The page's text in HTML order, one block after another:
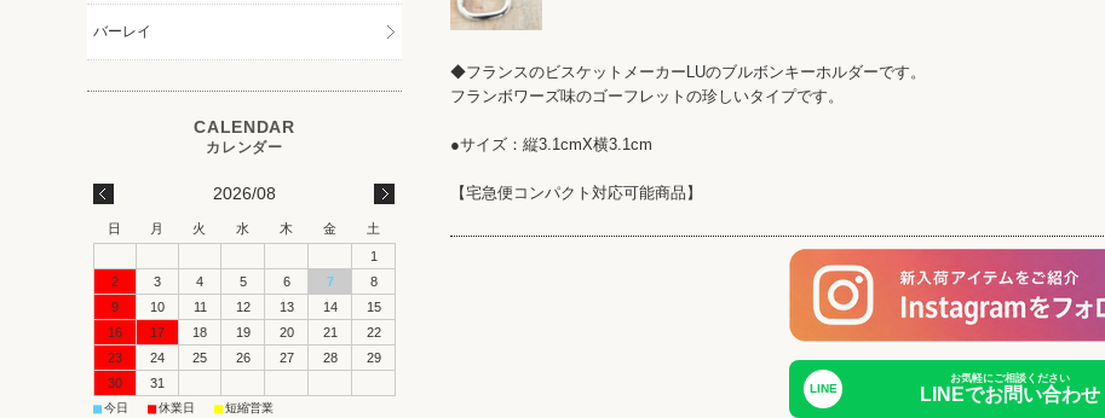
◆フランスのビスケットメーカーLUのブルボンキーホルダーです。
フランボワーズ味のゴーフレットの珍しいタイプです。
●サイズ：縦3.1cmX横3.1cm
【宅急便コンパクト対応可能商品】
LINE
お気軽にご相談ください
LINEでお問い合わせ
バーレイ
2026/08
日 月 火 水 木 金
土
1
2
3 4 5 6 7
8
9
10 11 12 13 14
15
16
17 18 19 20 21
22
23
24 25 26 27 28
29
30
31
■今日 ■休業日 ■短縮営業